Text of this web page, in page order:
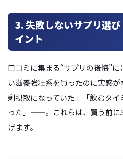
3. 失敗しないサプリ選
イント
口コミに集まる“サプリの後悔”
い滋養強壮系を買ったのに実感
剰摂取になっていた」「飲むタ
った」——。これらは、買う前に
げます。